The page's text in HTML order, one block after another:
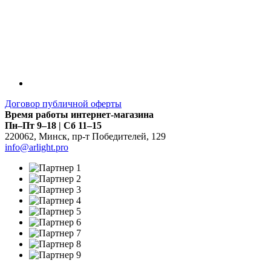
Договор публичной оферты
Время работы интернет-магазина
Пн–Пт 9–18 | Сб 11–15
220062, Минск, пр-т Победителей, 129
info@arlight.pro